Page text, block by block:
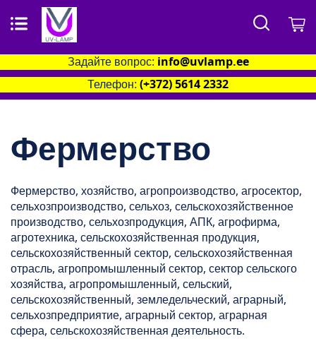
Поиск
Задайте вопрос: info@uvlamp.ee
Телефон: (+372) 5614 2332
Фермерство
Фермерство, хозяйство, агропроизводство, агросектор,
сельхозпроизводство, сельхоз, сельскохозяйственное
производство, сельхозпродукция, АПК, агрофирма,
агротехника, сельскохозяйственная продукция,
сельскохозяйственный сектор, сельскохозяйственная
отрасль, агропромышленный сектор, сектор сельского
хозяйства, агропромышленный, сельский,
сельскохозяйственный, земледельческий, аграрный,
сельхозпредприятие, аграрный сектор, аграрная
сфера, сельскохозяйственная деятельность.